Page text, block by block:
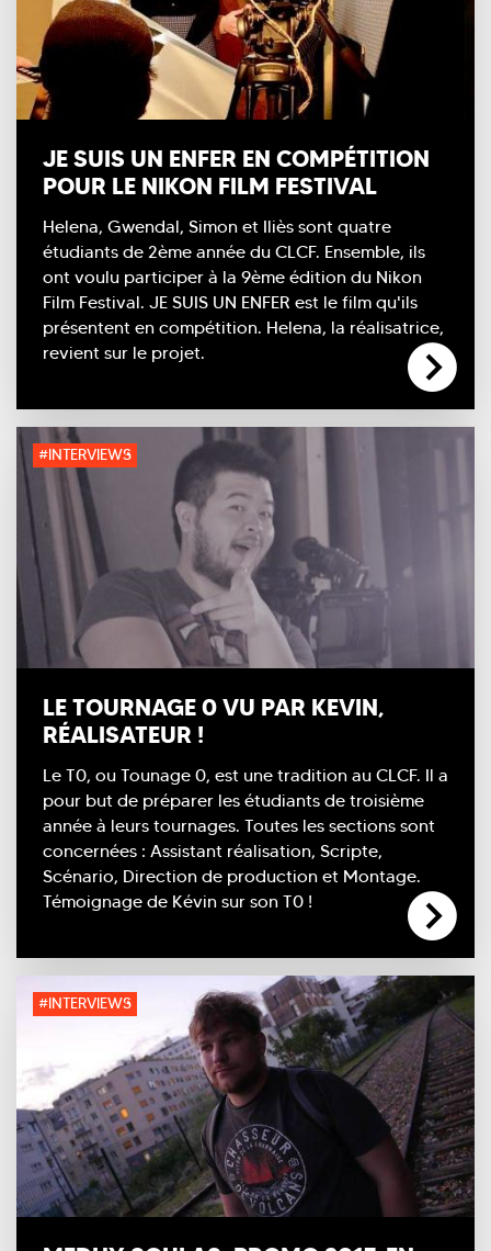
JE SUIS UN ENFER EN COMPÉTITION
POUR LE NIKON FILM FESTIVAL
Helena, Gwendal, Simon et Iliès sont quatre
étudiants de 2ème année du CLCF. Ensemble, ils
ont voulu participer à la 9ème édition du Nikon
Film Festival. JE SUIS UN ENFER est le film qu'ils
présentent en compétition. Helena, la réalisatrice,
revient sur le projet.
#INTERVIEWS
LE TOURNAGE 0 VU PAR KEVIN,
RÉALISATEUR !
Le T0, ou Tounage 0, est une tradition au CLCF. Il a
pour but de préparer les étudiants de troisième
année à leurs tournages. Toutes les sections sont
concernées : Assistant réalisation, Scripte,
Scénario, Direction de production et Montage.
Témoignage de Kévin sur son T0 !
#INTERVIEWS